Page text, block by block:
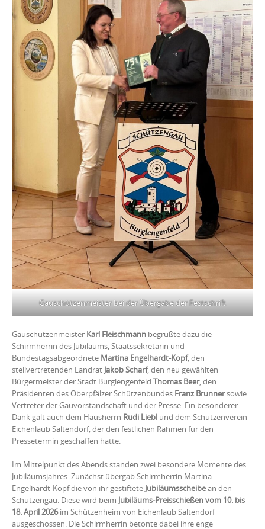
Gauschützenmeister bei der Übergabe der Festschrift
Gauschützenmeister Karl Fleischmann begrüßte dazu die
Schirmherrin des Jubiläums, Staatssekretärin und
Bundestagsabgeordnete Martina Engelhardt-Kopf, den
stellvertretenden Landrat Jakob Scharf, den neu gewählten
Bürgermeister der Stadt Burglengenfeld Thomas Beer, den
Präsidenten des Oberpfälzer Schützenbundes Franz Brunnersowie
Vertreter der Gauvorstandschaft und der Presse. Ein besonderer
Dank galt auch dem Hausherrn Rudi Liebl und dem Schützenverein
Eichenlaub Saltendorf, der den festlichen Rahmen für den
Pressetermin geschaffen hatte.
Im Mittelpunkt des Abends standen zwei besondere Momente des
Jubiläumsjahres. Zunächst übergab Schirmherrin Martina
Engelhardt-Kopf die von ihr gestiftete Jubiläumsscheibean den
Schützengau. Diese wird beim Jubiläums-Preisschießen vom 10. bis
18. April 2026im Schützenheim von Eichenlaub Saltendorf
ausgeschossen. Die Schirmherrin betonte dabei ihre enge